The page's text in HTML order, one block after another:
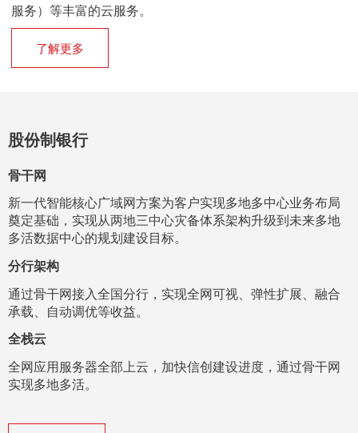
服务）等丰富的云服务。
了解更多
股份制银行
骨干网
新一代智能核心广域网方案为客户实现多地多中心业务布局
奠定基础，实现从两地三中心灾备体系架构升级到未来多地
多活数据中心的规划建设目标。
分行架构
通过骨干网接入全国分行，实现全网可视、弹性扩展、融合
承载、自动调优等收益。
全栈云
全网应用服务器全部上云，加快信创建设进度，通过骨干网
实现多地多活。